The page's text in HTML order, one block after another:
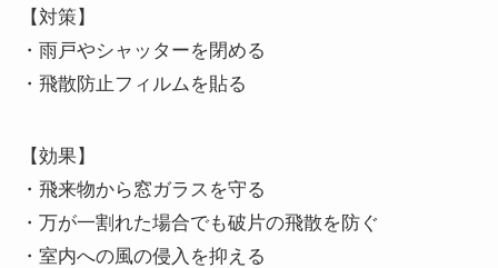
【対策】
・雨戸やシャッターを閉める
・飛散防止フィルムを貼る
【効果】
・飛来物から窓ガラスを守る
・万が一割れた場合でも破片の飛散を防ぐ
・室内への風の侵入を抑える